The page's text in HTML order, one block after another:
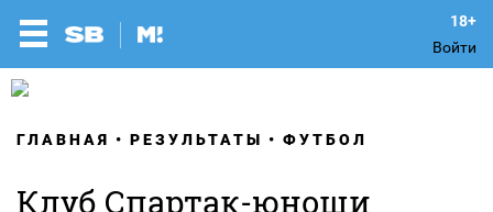
Войти
ГЛАВНАЯ РЕЗУЛЬТАТЫ ФУТБОЛ
Клуб Спартак-юноши